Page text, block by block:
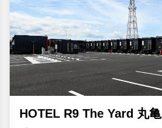
HOTEL R9 The Yard 丸亀